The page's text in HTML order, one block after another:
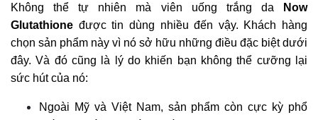
Không thể tự nhiên mà viên uống trắng da
Now
Glutathione được tin dùng nhiều đến vậy. Khách hàng
chọn sản phẩm này vì nó sở hữu những điều đặc biệt dưới
đây. Và đó cũng là lý do khiến bạn không thể cưỡng lại
sức hút của nó:
Ngoài Mỹ và Việt Nam, sản phẩm còn cực kỳ phổ